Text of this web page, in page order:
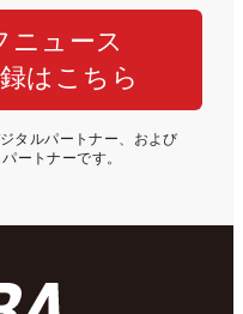
ニュース
はこちら
タルパートナー、および
ートナーです。